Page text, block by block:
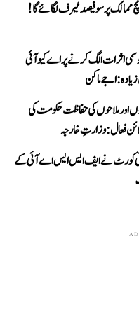
ممالک پر سو فیصد ٹیرف لگائے گا!
اثرات الگ کرنے پر اے کیو آئی
اور ملاحوں کی حفاظت حکومت کی
کورٹ نے ایف ایس ایس اے آئی کے